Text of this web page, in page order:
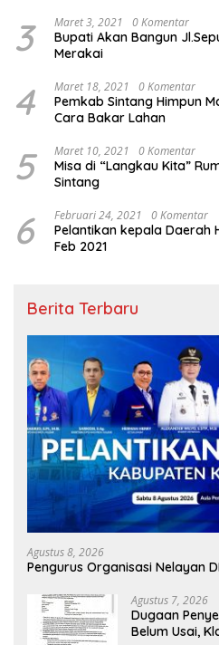
3
Maret 3, 2021 0 Komentar
Bupati Akan Bangun
Merakai
4 Maret 18, 2021 0 Komentar
Pemkab Sintang Himpun
Cara Bakar Lahan
5 Maret 10, 2021 0 Komentar
Misa di “Langkau Kita”
Sintang
6 Februari 24, 2021 0 Komentar
Pelantikan kepala Daerah
Feb 2021
Berita Terbaru
Agustus 8, 2026
Pengurus Organisasi Nelayan
Agustus 7, 2026
Dugaan
Belum Usai,